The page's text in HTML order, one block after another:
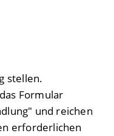
stellen.
Formular
und reichen
erforderlichen